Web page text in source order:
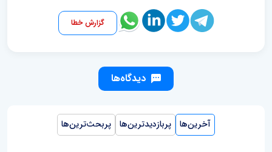
گزارش خطا
دیدگاه‌ها
آخرین‌ها پربازدیدترین‌ها پربحث‌ترین‌ها